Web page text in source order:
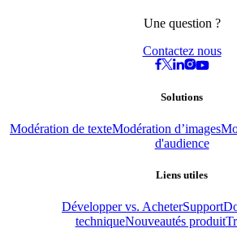
Une question ?
Contactez nous
Solutions
Modération de texteModération d’images
d'audience
Liens utiles
Développer vs. AcheterSupport
techniqueNouveautés produit